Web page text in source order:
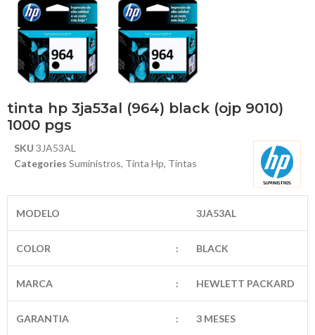
tinta hp 3ja53al (964) black (ojp 9010)
1000 pgs
SKU 3JA53AL
Categories Suministros, Tinta Hp, Tintas
MODELO 3JA53AL
COLOR : BLACK
MARCA : HEWLETT PACKARD
GARANTIA : 3 MESES